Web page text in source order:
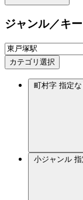
ジャンル／キ
カテゴリ選択
町村字 指定な
小ジャンル 指